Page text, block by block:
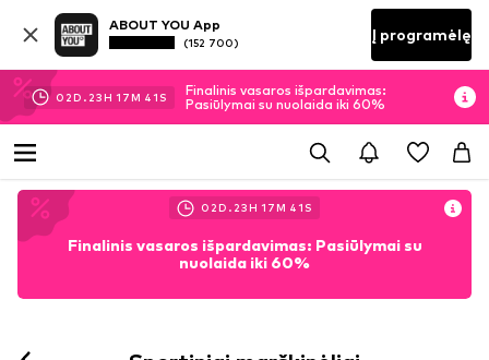
ABOUT YOU App
(152 700) Į programėlę
02D. 23H 17M 40 S
Finalinis vasaros išpardavimas:
Pasiūlymai su nuolaida iki 60%
02D. 23H 17M 40 S
Finalinis vasaros išpardavimas: Pasiūlymai su
nuolaida iki 60%